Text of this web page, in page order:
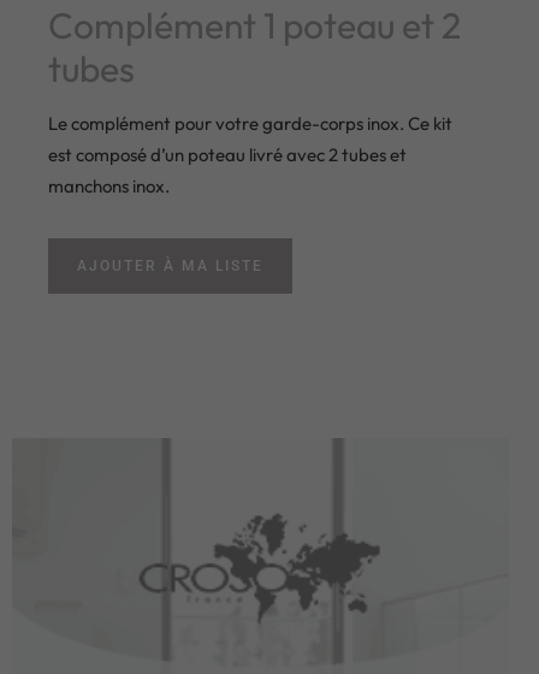
Complément 1 poteau et 2
tubes
Le complément pour votre garde-corps inox. Ce kit
est composé d’un poteau livré avec 2 tubes et
manchons inox.
AJOUTER À MA LISTE